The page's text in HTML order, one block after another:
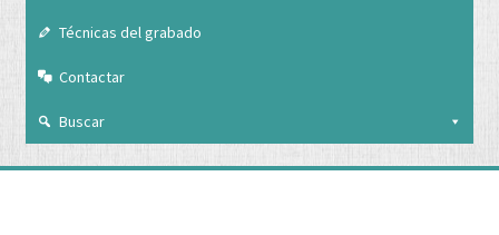
Técnicas del grabado
Contactar
Buscar
Nuestra empresa